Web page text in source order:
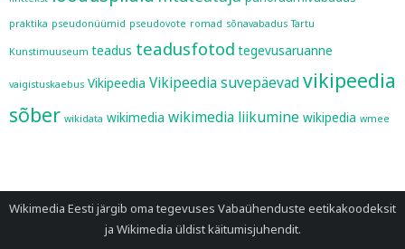
praktika pseudonüümid pseudovote romad sõnavabadus Tartu
Kunstimuuseum teadus teadusfotod tegevusaruanne
vaigistuskaebus Vikipeedia Vikipeedia suvepäevadvikipeedia
sõber wikidata wikimedia wikimedia liikumine wikipedia wmee
Wikimedia Eesti järgib oma tegevuses Vabaühenduste eetikakoodeksit
ja Wikimedia üldist käitumisjuhendit.